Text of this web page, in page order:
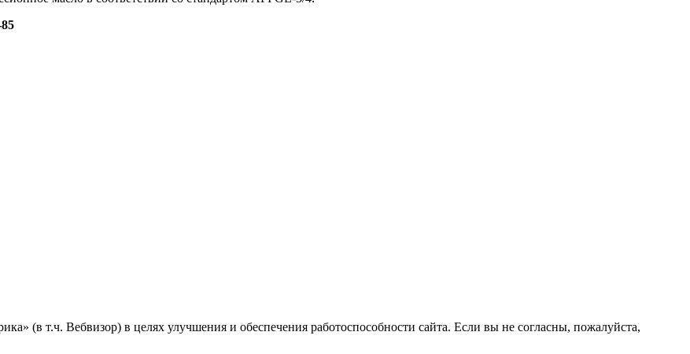
(в т.ч. Вебвизор) в целях улучшения и обеспечения работоспособности сайта. Если вы не согласны, пожалуйста,